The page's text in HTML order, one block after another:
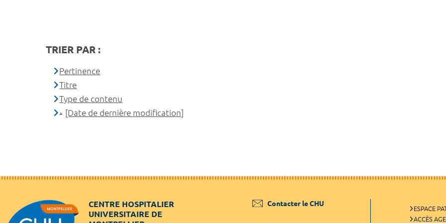
TRIER PAR :
Pertinence
Titre
Type de contenu
[Date de dernière modification]
CENTRE HOSPITALIER
UNIVERSITAIRE DE
Contacter le CHU
ESPACE
ACCÈS